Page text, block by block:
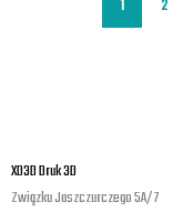
1 2
XD3D Druk 3D
Związku Jaszczurczego 5A/7